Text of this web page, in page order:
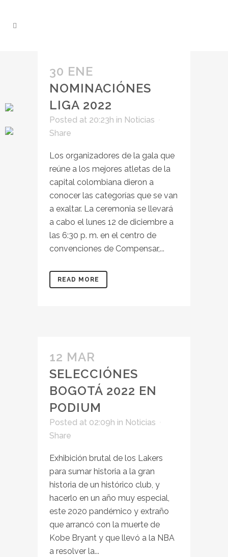
30 ENE
NOMINACIÓNES
LIGA 2022
Posted at 20:23h in Noticias
Share
Los organizadores de la gala que
reúne a los mejores atletas de la
capital colombiana dieron a
conocer las categorías que se van
a exaltar. La ceremonia se llevará
a cabo el lunes 12 de diciembre a
las 6:30 p. m. en el centro de
convenciones de Compensar,...
READ MORE
12 MAR
SELECCIÓNES
BOGOTÁ 2022 EN
PODIUM
Posted at 02:09h in Noticias
Share
Exhibición brutal de los Lakers
para sumar historia a la gran
historia de un histórico club, y
hacerlo en un año muy especial,
este 2020 pandémico y extraño
que arrancó con la muerte de
Kobe Bryant y que llevó a la NBA
a resolver la...